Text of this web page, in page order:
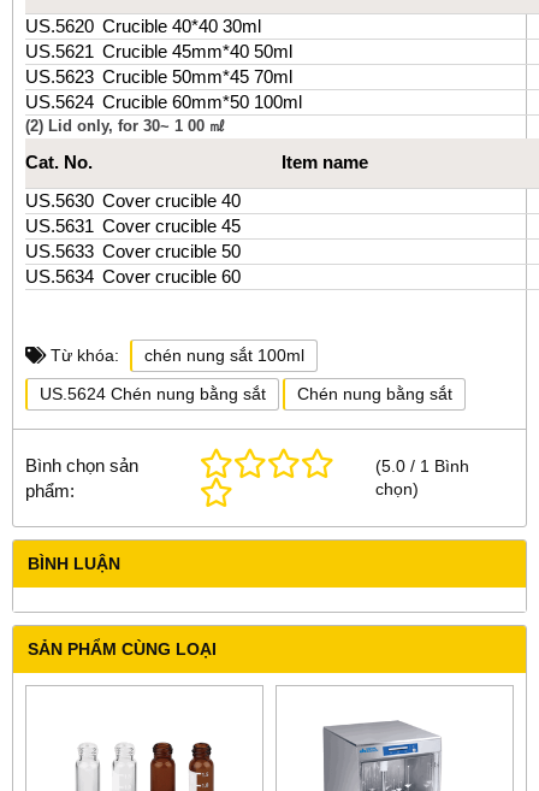
US.5620 Crucible 40*40 30ml
US.5621 Crucible 45mm*40 50ml
US.5623 Crucible 50mm*45 70ml
US.5624 Crucible 60mm*50 100ml
(2) Lid only, for 30~ 1 00 ㎖
Cat. No.
Item name
US.5630 Cover crucible 40
US.5631 Cover crucible 45
US.5633 Cover crucible 50
US.5634 Cover crucible 60
Từ khóa:
chén nung sắt 100ml
US.5624 Chén nung bằng sắt
Chén nung bằng sắt
Bình chọn sản
phẩm:
(5.0 / 1 Bình
chọn)
BÌNH LUẬN
SẢN PHẨM CÙNG LOẠI